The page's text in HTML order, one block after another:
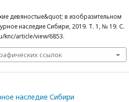
девяностые&quot; в изобразительном
наследие Сибири, 2019. Т. 1, № 19. С.
knc/article/view/6853.
ссылок
наследие Сибири